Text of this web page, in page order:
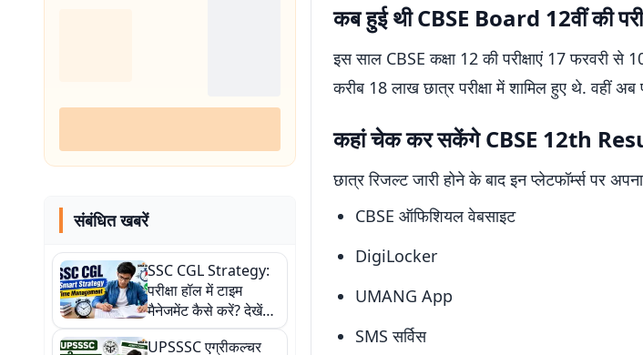
संबंधित खबरें
SSC CGL Strategy:
परीक्षा हॉल में टाइम
मैनेजमेंट कैसे करें? देखें
सेक्शन-वाइज स्मार्ट
स्ट्रैटेजी
UPSSSC एग्रीकल्चर
कब हुई थी CBSE Board 12वीं की
इस साल CBSE कक्षा 12 की परीक्षाएं 17 फरवरी
करीब 18 लाख छात्र परीक्षा में शामिल हुए थे. वहीं अब
कहां चेक कर सकेंगे CBSE 12th
छात्र रिजल्ट जारी होने के बाद इन प्लेटफॉर्म्स पर
CBSE ऑफिशियल वेबसाइट
DigiLocker
UMANG App
SMS सर्विस